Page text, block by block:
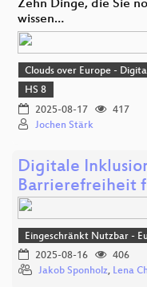
Zehn Dinge, die Sie
wissen…
Clouds over Europe -
HS 8
2025-08-17
417
Jochen Stärk
Digitale
Barrierefreiheit
Eingeschränkt Nutzbar -
2025-08-16
406
Jakob Sponholz, Lena